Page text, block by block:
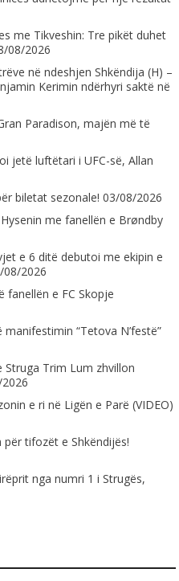
me Tikveshin: Tre pikët duhet
08/2026
në ndeshjen Shkëndija (H) –
Kerimin ndërhyri saktë në
Paradison, majën më të
jetë luftëtari i UFC-së, Allan
biletat sezonale! 03/08/2026
me fanellën e Brøndby
e 6 ditë debutoi me ekipin e
08/2026
fanellën e FC Skopje
“Tetova N’festë”
Struga Trim Lum zhvillon
e ri në Ligën e Parë (VIDEO)
tifozët e Shkëndijës!
nga numri 1 i Strugës,